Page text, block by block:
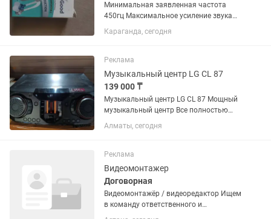
Минимальная заявленная частота
450гц Максимальное усиление звука
45дб Есть регулятор громкости, max
частота 3400гц. Учитывайте цену
аппараты не использовались,
Продаю...
Караганда, сегодня
Реклама
Музыкальный центр LG CL 87
139 000 ₸
Музыкальный центр LG CL 87 Мощный
музыкальный центр Все полностью
работает блютуз радио аух кабель
диск тоже. Отличное состояние
Алматы, сегодня
Реклама
Видеомонтажер
Договорная
Видеомонтажёр / видеоредактор Ищем
в команду ответственного и
креативного видеомонтажёра для